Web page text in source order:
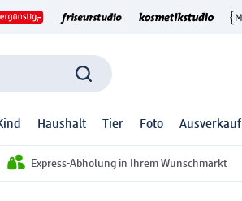
Haushalt Tier Foto Ausverkauf
Express-Abholung in Ihrem Wunschmarkt